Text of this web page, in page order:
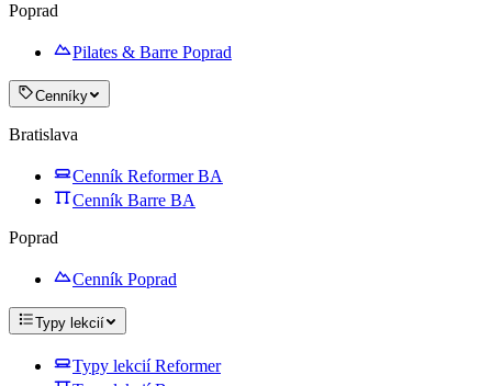
Poprad
Pilates & Barre Poprad
Cenníky
Bratislava
Cenník Reformer BA
Cenník Barre BA
Poprad
Cenník Poprad
Typy lekcií
Typy lekcií Reformer